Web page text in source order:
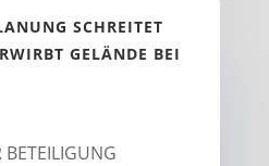
SCHREITET
GELÄNDE BEI
BETEILIGUNG